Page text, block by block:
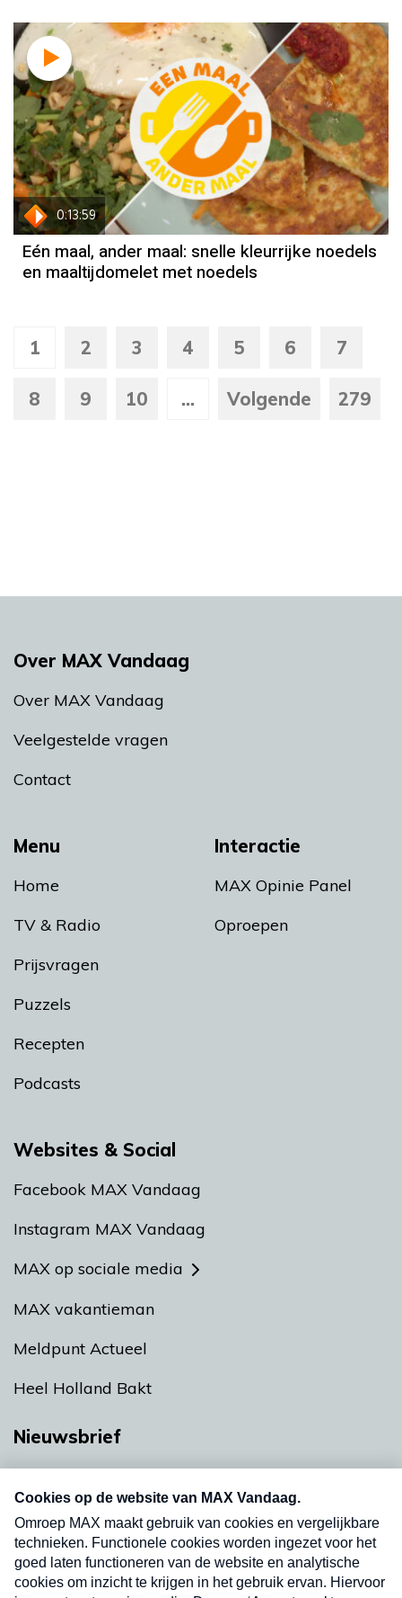
0:13:59
Eén maal, ander maal: snelle kleurrijke noedels
en maaltijdomelet met noedels
1 2 3 4 5 6 7
8 9 10 ... Volgende 279
Menu
Home
TV & Radio
Prijsvragen
Puzzels
Recepten
Podcasts
Interactie
MAX Opinie Panel
Oproepen
Over MAX Vandaag
Over MAX Vandaag
Veelgestelde vragen
Contact
Websites & Social
Facebook MAX Vandaag
Instagram MAX Vandaag
MAX op sociale media
MAX vakantieman
Meldpunt Actueel
Heel Holland Bakt
Nieuwsbrief
nieuwsbrief. Elke vrijdag- en dinsdagochtend in
uw mailbox.
Verzend